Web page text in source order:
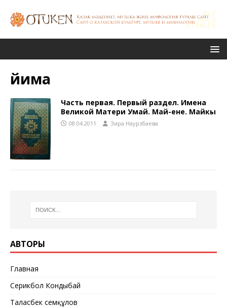
йима
Часть первая. Первый раздел. Имена
Великой Матери Умай. Май-ене. Майкы
08.04.2011 Зира Наурзбаева
АВТОРЫ
Главная
Серикбол Кондыбай
Таласбек Әсемқұлов